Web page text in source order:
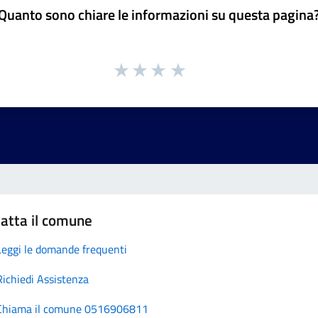
sono chiare le informazioni su questa
il comune
le domande frequenti
Assistenza
il comune 0516906811